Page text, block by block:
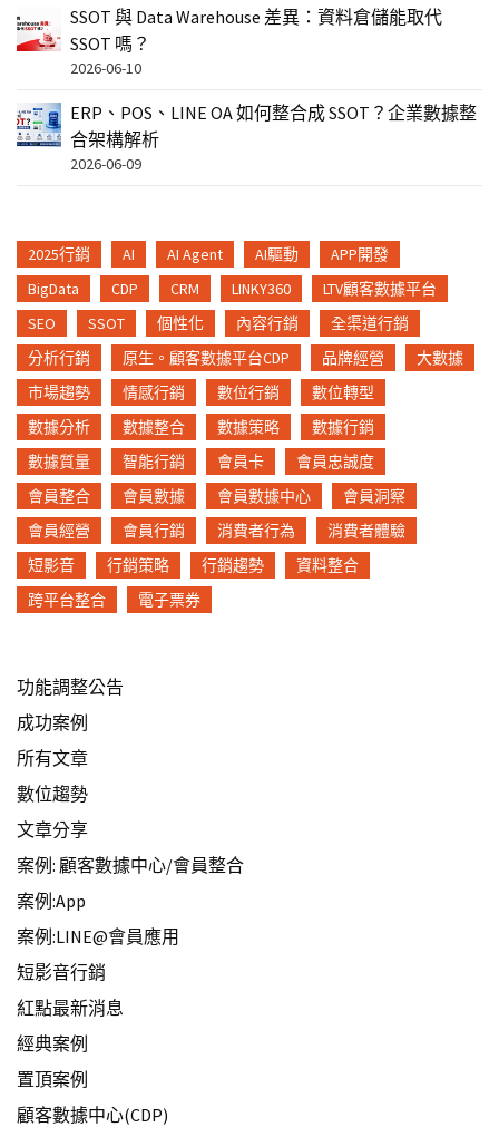
SSOT 與 Data Warehouse 差異：資料倉儲能取代
SSOT 嗎？
2026-06-10
ERP、POS、LINE OA 如何整合成 SSOT？企業數據整
合架構解析
2026-06-09
2025行銷 AI AI Agent AI驅動
APP開發
BigData
CDP CRM LINKY360
LTV顧客數據平台
SEO
SSOT 個性化 內容行銷
全渠道行銷
分析行銷
原生。顧客數據平台CDP 品牌經營
大數據
市場趨勢
情感行銷 數位行銷
數位轉型
數據分析
數據整合 數據策略
數據行銷
數據質量
智能行銷 會員卡
會員忠誠度
會員整合
會員數據 會員數據中心
會員洞察
會員經營
會員行銷 消費者行為
消費者體驗
短影音
行銷策略 行銷趨勢
資料整合
跨平台整合
電子票券
功能調整公告
成功案例
所有文章
數位趨勢
文章分享
案例: 顧客數據中心/會員整合
案例:App
案例:LINE@會員應用
短影音行銷
紅點最新消息
經典案例
置頂案例
顧客數據中心(CDP)